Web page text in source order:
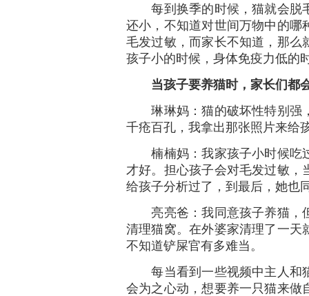
每到换季的时候，猫就会脱
还小，不知道对世间万物中的哪
毛发过敏，而家长不知道，那么
孩子小的时候，身体免疫力低的
当孩子要养猫时，家长们都
琳琳妈：猫的破坏性特别强
千疮百孔，我拿出那张照片来给
楠楠妈：我家孩子小时候吃
才好。担心孩子会对毛发过敏，
给孩子分析过了，到最后，她也
亮亮爸：我同意孩子养猫，
清理猫窝。在外婆家清理了一天
不知道铲屎官有多难当。
每当看到一些视频中主人和
会为之心动，想要养一只猫来做